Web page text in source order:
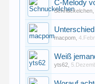
C-Melody
Schnuckelchen
macpom ,
Weiß
yts62